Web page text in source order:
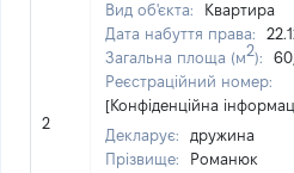
2
Вид об'єкта:
Квартира
Дата набуття права:
Загальна площа (м2):
Реєстраційний номер:
[Конфіденційна
Декларує:
дружина
Прізвище:
Романюк